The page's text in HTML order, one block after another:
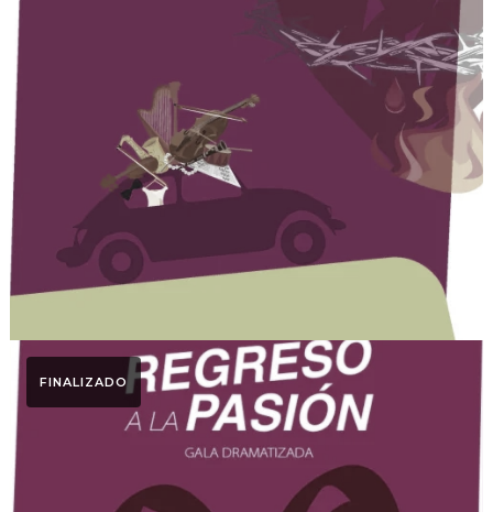
Dossier Medio Otoño
Lírico 2020
FINALIZADO